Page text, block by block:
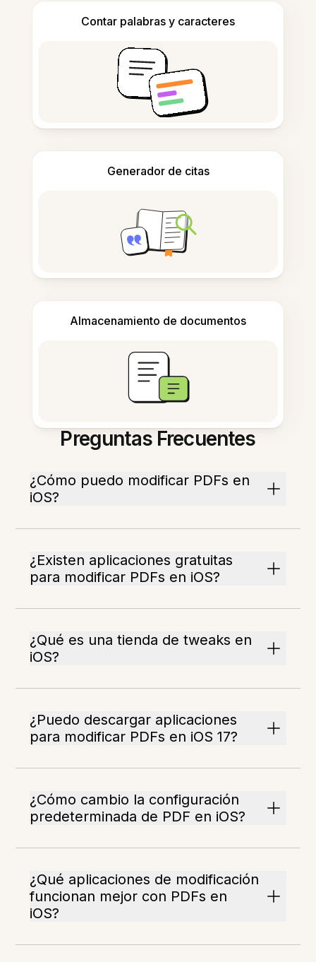
Contar palabras y caracteres
Generador de citas
Almacenamiento de documentos
Preguntas Frecuentes
¿Cómo puedo modificar PDFs en
iOS?
¿Existen aplicaciones gratuitas
para modificar PDFs en iOS?
¿Qué es una tienda de tweaks en
iOS?
¿Puedo descargar aplicaciones
para modificar PDFs en iOS 17?
¿Cómo cambio la configuración
predeterminada de PDF en iOS?
¿Qué aplicaciones de modificación
funcionan mejor con PDFs en
iOS?